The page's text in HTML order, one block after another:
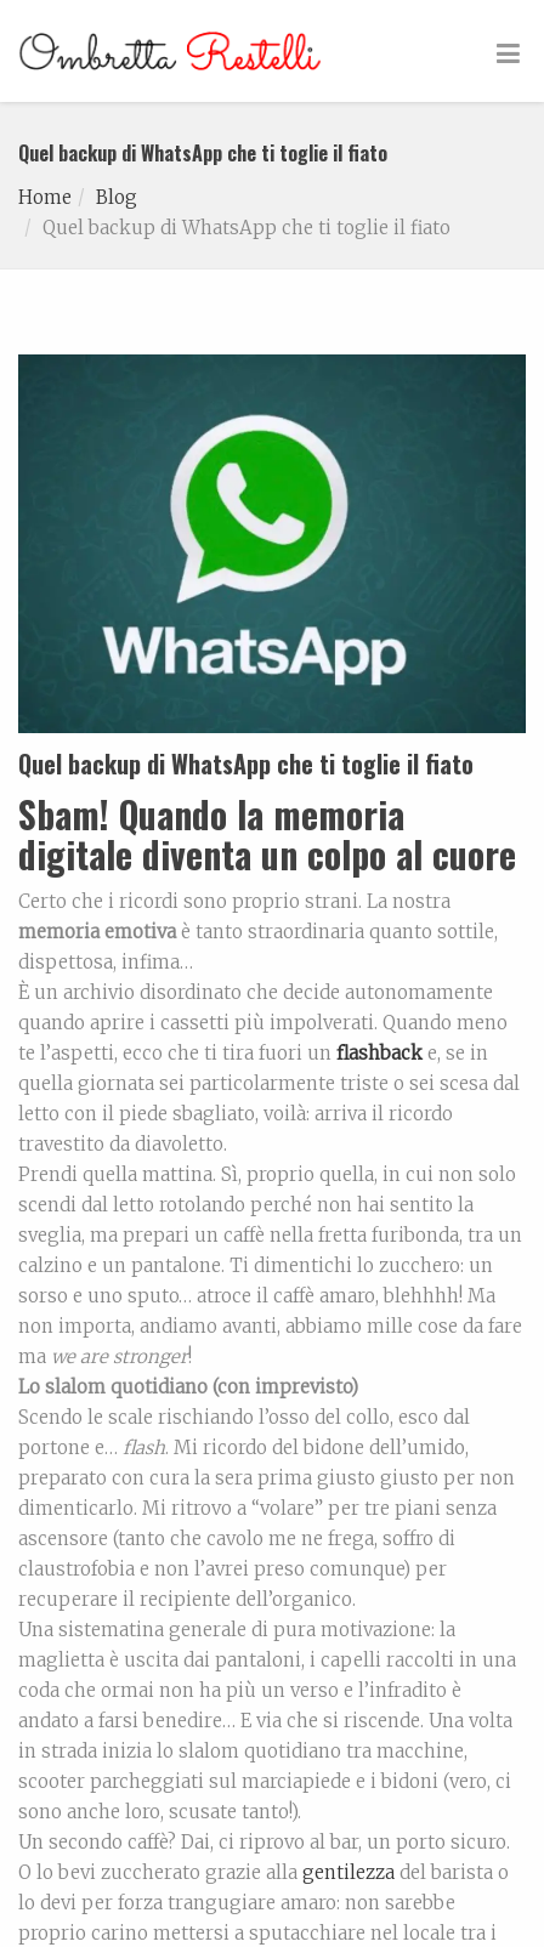
Quel backup di WhatsApp che ti toglie il fiato
Home
Blog
Quel backup di WhatsApp che ti toglie il fiato
Quel backup di WhatsApp che ti toglie il fiato
Sbam! Quando la memoria
digitale diventa un colpo al cuore
Certo che i ricordi sono proprio strani. La nostra
memoria emotivaè tanto straordinaria quanto sottile,
dispettosa, infima…
È un archivio disordinato che decide autonomamente
quando aprire i cassetti più impolverati. Quando meno
te l’aspetti, ecco che ti tira fuori un flashbacke, se in
quella giornata sei particolarmente triste o sei scesa dal
letto con il piede sbagliato, voilà: arriva il ricordo
travestito da diavoletto.
Prendi quella mattina. Sì, proprio quella, in cui non solo
scendi dal letto rotolando perché non hai sentito la
sveglia, ma prepari un caffè nella fretta furibonda, tra un
calzino e un pantalone. Ti dimentichi lo zucchero: un
sorso e uno sputo… atroce il caffè amaro, blehhhh! Ma
non importa, andiamo avanti, abbiamo mille cose da fare
ma we are stronger!
Lo slalom quotidiano (con imprevisto)
Scendo le scale rischiando l’osso del collo, esco dal
portone e… flash. Mi ricordo del bidone dell’umido,
preparato con cura la sera prima giusto giusto per non
dimenticarlo. Mi ritrovo a “volare” per tre piani senza
ascensore (tanto che cavolo me ne frega, soffro di
claustrofobia e non l’avrei preso comunque) per
recuperare il recipiente dell’organico.
Una sistematina generale di pura motivazione: la
maglietta è uscita dai pantaloni, i capelli raccolti in una
coda che ormai non ha più un verso e l’infradito è
andato a farsi benedire… E via che si riscende. Una volta
in strada inizia lo slalom quotidiano tra macchine,
scooter parcheggiati sul marciapiede e i bidoni (vero, ci
sono anche loro, scusate tanto!).
Un secondo caffè? Dai, ci riprovo al bar, un porto sicuro.
O lo bevi zuccherato grazie alla gentilezza del barista o
lo devi per forza trangugiare amaro: non sarebbe
proprio carino mettersi a sputacchiare nel locale tra i